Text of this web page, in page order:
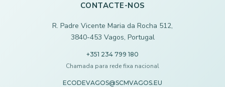
CONTACTE-NOS
R. Padre Vicente Maria da Rocha 512,
3840-453 Vagos, Portugal
+351 234 799 180
Chamada para rede fixa nacional
ECODEVAGOS@SCMVAGOS.EU